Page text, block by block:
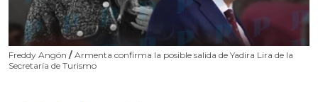
Freddy Angón / Armenta confirma la posible salida de Yadira Lira de la
Secretaría de Turismo